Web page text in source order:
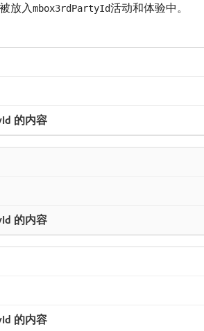
放入mbox3rdPartyId活动和体验中。